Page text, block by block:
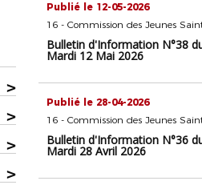
>
>
>
>
Publié le 12-05-2026
Bulletin d'Information N°38
Mardi 12 Mai 2026
Publié le 28-04-2026
Bulletin d'Information N°36
Mardi 28 Avril 2026